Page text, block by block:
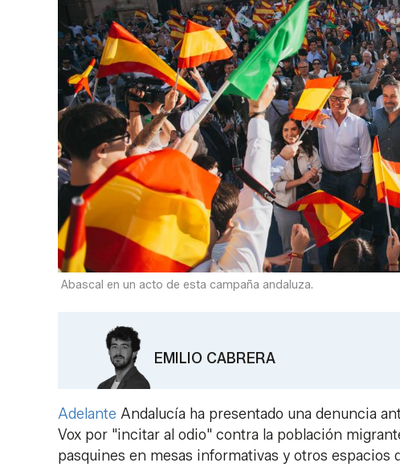
Abascal en un acto de esta campaña andaluza.
EMILIO CABRERA
Adelante Andalucía ha presentado una denuncia
Vox por "incitar al odio" contra la población
pasquines en mesas informativas y otros espacios